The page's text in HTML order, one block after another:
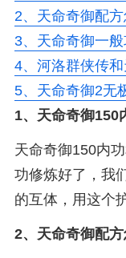
2、 天命奇御配方
3、 天命奇御一
4、 河洛群侠传
5、 天命奇御2无
1、 天命奇御150
天命奇御150内
功修炼好了，我
的互体，用这个
2、 天命奇御配方